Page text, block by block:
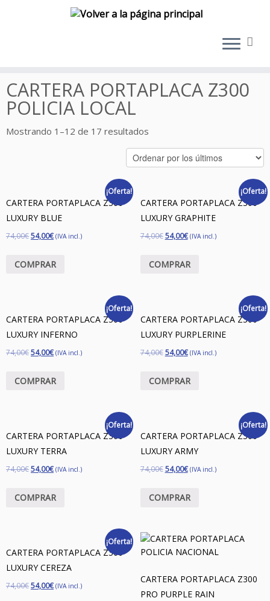
contenido
CARTERA PORTAPLACA Z300
POLICIA LOCAL
Mostrando 1–12 de 17 resultados
¡Oferta!
CARTERA PORTAPLACA Z300
LUXURY BLUE
74,00€54,00€ (IVA incl.)
COMPRAR
¡Oferta!
CARTERA PORTAPLACA Z300
LUXURY GRAPHITE
74,00€ 54,00€ (IVA incl.)
COMPRAR
¡Oferta!
CARTERA PORTAPLACA Z300
LUXURY INFERNO
74,00€54,00€ (IVA incl.)
COMPRAR
¡Oferta!
CARTERA PORTAPLACA Z300
LUXURY PURPLERINE
74,00€ 54,00€ (IVA incl.)
COMPRAR
¡Oferta!
CARTERA PORTAPLACA Z300
LUXURY TERRA
74,00€54,00€ (IVA incl.)
COMPRAR
¡Oferta!
CARTERA PORTAPLACA Z300
LUXURY ARMY
74,00€ 54,00€ (IVA incl.)
COMPRAR
¡Oferta!
CARTERA PORTAPLACA Z300
LUXURY CEREZA
74,00€54,00€ (IVA incl.)
CARTERA PORTAPLACA Z300
PRO PURPLE RAIN